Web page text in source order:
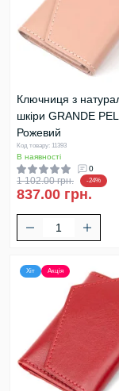
Ключниця з
шкіри GRANDE
Рожевий
Код товару: 11393
В наявності
0
1 102.00 грн. -24%
837.00 грн.
Хіт Акція